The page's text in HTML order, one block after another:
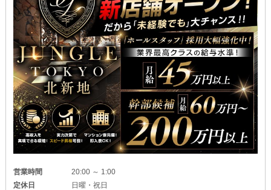
営業時間
20:00 ～ 1:00
定休日
日曜・祝日